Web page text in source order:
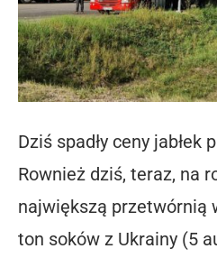
Dziś spadły ceny jabłek
Rownież dziś, teraz, na
największą przetwórnią
ton soków z Ukrainy (5